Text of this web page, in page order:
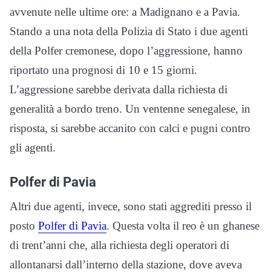
avvenute nelle ultime ore: a Madignano e a Pavia.
Stando a una nota della Polizia di Stato i due agenti
della Polfer cremonese, dopo l’aggressione, hanno
riportato una prognosi di 10 e 15 giorni.
L’aggressione sarebbe derivata dalla richiesta di
generalità a bordo treno. Un ventenne senegalese, in
risposta, si sarebbe accanito con calci e pugni contro
gli agenti.
Polfer di Pavia
Altri due agenti, invece, sono stati aggrediti presso il
posto Polfer di Pavia. Questa volta il reo è un ghanese
di trent’anni che, alla richiesta degli operatori di
allontanarsi dall’interno della stazione, dove aveva